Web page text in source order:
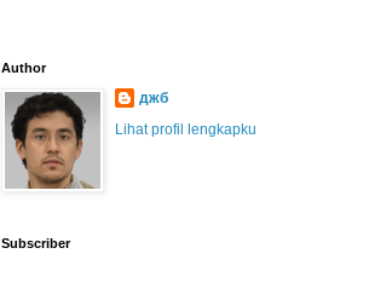
Author
джб
Lihat profil lengkapku
Subscriber